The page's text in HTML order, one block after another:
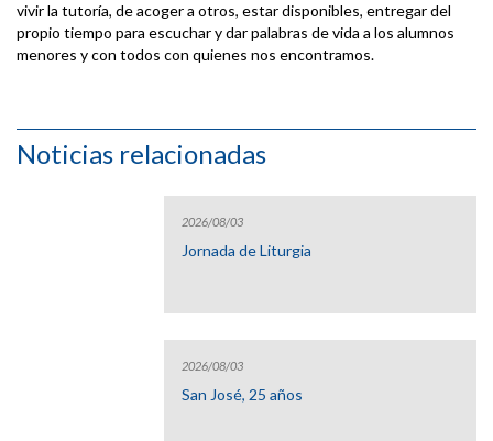
vivir la tutoría, de acoger a otros, estar disponibles, entregar del
propio tiempo para escuchar y dar palabras de vida a los alumnos
menores y con todos con quienes nos encontramos.
Noticias relacionadas
2026/08/03
Jornada de Liturgia
2026/08/03
San José, 25 años